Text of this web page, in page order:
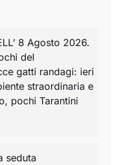
8 Agosto 2026.
del
gatti randagi: ieri
straordinaria e
pochi Tarantini
seduta